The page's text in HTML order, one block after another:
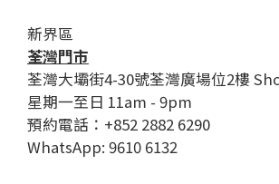
新界區
荃灣門市
荃灣大壩街4-30號荃灣廣場位2樓
星期一至日 11am - 9pm
預約電話：+852 2882 6290
WhatsApp: 9610 6132